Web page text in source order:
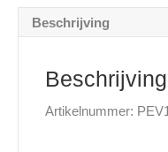
Beschrijving
Beschrijving
Artikelnummer: